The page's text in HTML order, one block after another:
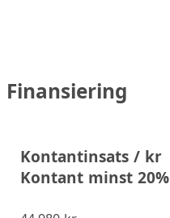
Finansiering
Kontantinsats / kr
Kontant minst 20%